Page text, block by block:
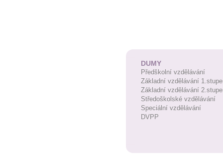
DUMY
Předškolní vzdělávání
Základní vzdělávání
Základní vzdělávání
Středoškolské vzdělávání
Speciální vzdělávání
DVPP